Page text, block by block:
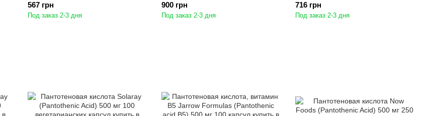
567 грн
Под заказ 2-3 дня
900 грн
Под заказ 2-3 дня
716 грн
Под заказ 2-3 дня